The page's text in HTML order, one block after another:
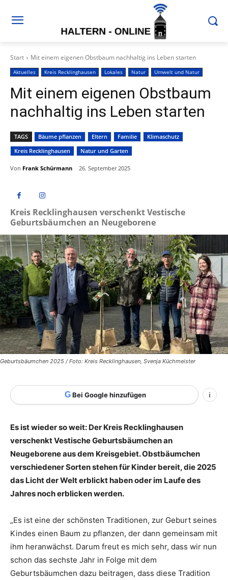
Start Mit einem eigenen Obstbaum nachhaltig ins Leben starten
Aktuelles Kreis Recklinghausen Lokales Natur Umwelt und Natur
Mit einem eigenen Obstbaum
nachhaltig ins Leben starten
TAGS Bäume pflanzen Eltern Familie
Klimaschutz
Kreis Recklinghausen
Natur und Garten
Von Frank Schürmann 26. September 2025
Kreis Recklinghausen verschenkt Vestische
Geburtsbäumchen an Neugeborene
Geburtsbäumchen 2025 / Foto: Kreis Recklinghausen, Svenja Küchmeister
G Bei Google hinzufügen i
Es ist wieder so weit: Der Kreis Recklinghausen
verschenkt Vestische Geburtsbäumchen an
Neugeborene aus dem Kreisgebiet. Obstbäumchen
verschiedener Sorten stehen für Kinder bereit, die 2025
das Licht der Welt erblickt haben oder im Laufe des
Jahres noch erblicken werden.
„Es ist eine der schönsten Traditionen, zur Geburt seines
Kindes einen Baum zu pflanzen, der dann gemeinsam mit
ihm heranwächst. Darum freut es mich sehr, dass wir nun
schon das sechste Jahr in Folge mit dem
Geburtsbäumchen dazu beitragen, dass diese Tradition